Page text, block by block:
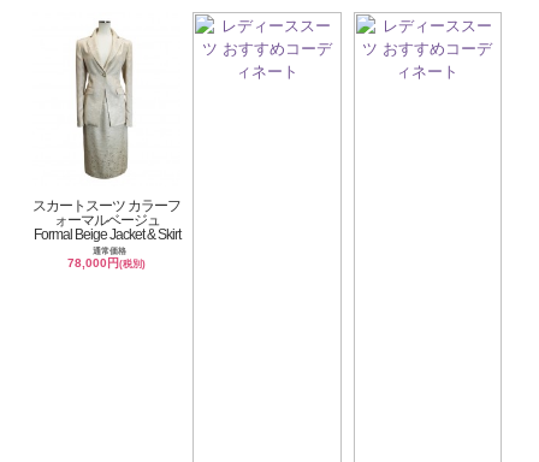
スカートスーツ カラーフ
ォーマルベージュ
Formal Beige Jacket & Skirt
通常価格
78,000円(税別)